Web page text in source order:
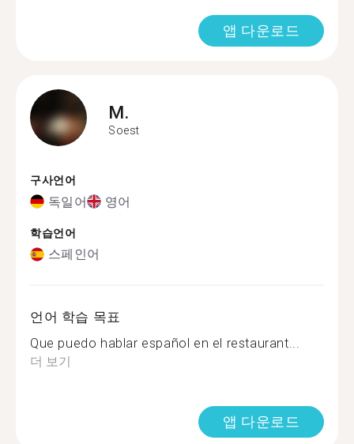
앱 다운로드
M.
Soest
구사언어
독일어 영어
학습언어
스페인어
언어 학습 목표
Que puedo hablar español en el restaurant...
더 보기
앱 다운로드